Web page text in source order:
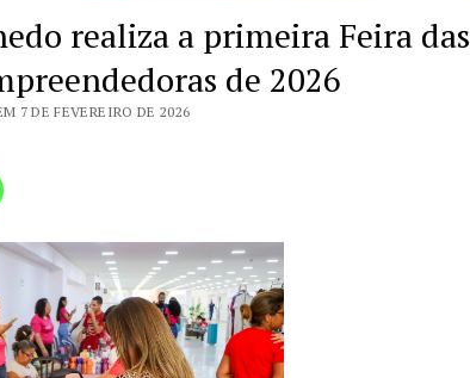
realiza a primeira Feira das
de 2026
7 DE FEVEREIRO DE 2026